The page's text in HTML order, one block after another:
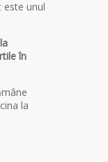
este unul
în
la